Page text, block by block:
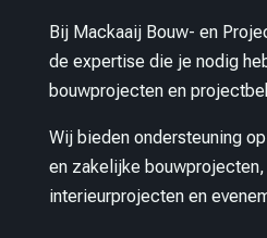
Bij Mackaaij Bouw- en
de expertise die je nodig
bouwprojecten en
Wij bieden ondersteuning
en zakelijke
interieurprojecten en